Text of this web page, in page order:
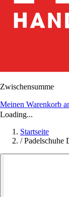
Zwischensumme
Meinen Warenkorb
Loading...
Startseite
/ Padelschuhe